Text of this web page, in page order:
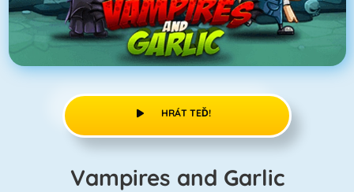
HRÁT TEĎ!
Vampires and Garlic